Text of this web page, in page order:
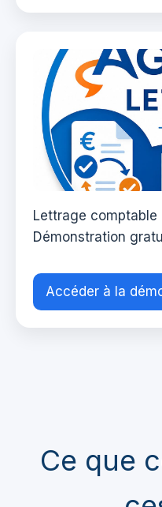
Lettrage comptable
Démonstration
Accéder à la
Ce que